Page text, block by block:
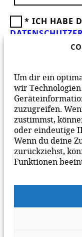
Um dir ein
wir Technologien
zuzugreifen.
zustimmst,
oder eindeutige
Wenn du deine
zurückziehst,
Funktionen
* ICH HABE
AKZEPTIERE
MITEINANDER